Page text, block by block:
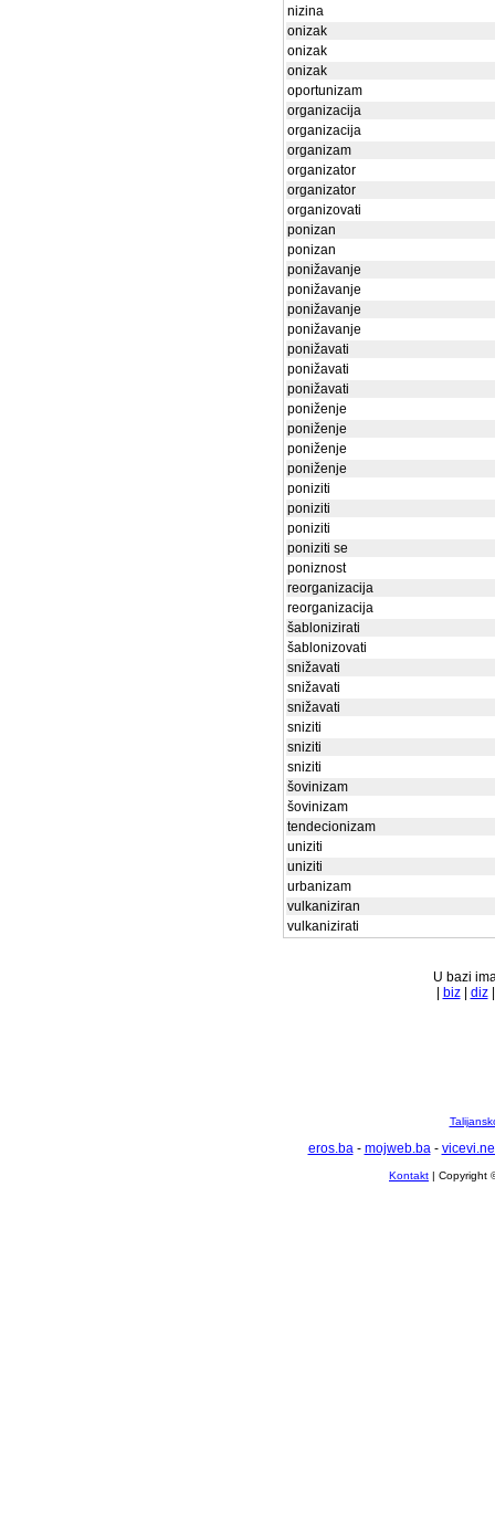
nizina
onizak
onizak
onizak
oportunizam
organizacija
organizacija
organizam
organizator
organizator
organizovati
ponizan
ponizan
ponižavanje
ponižavanje
ponižavanje
ponižavanje
ponižavati
ponižavati
ponižavati
poniženje
poniženje
poniženje
poniženje
poniziti
poniziti
poniziti
poniziti se
poniznost
reorganizacija
reorganizacija
šablonizirati
šablonizovati
snižavati
snižavati
snižavati
sniziti
sniziti
sniziti
šovinizam
šovinizam
tendecionizam
uniziti
uniziti
urbanizam
vulkaniziran
vulkanizirati
U bazi
biz| diz
eros.ba- mojweb.ba-
Kontakt | Copyright